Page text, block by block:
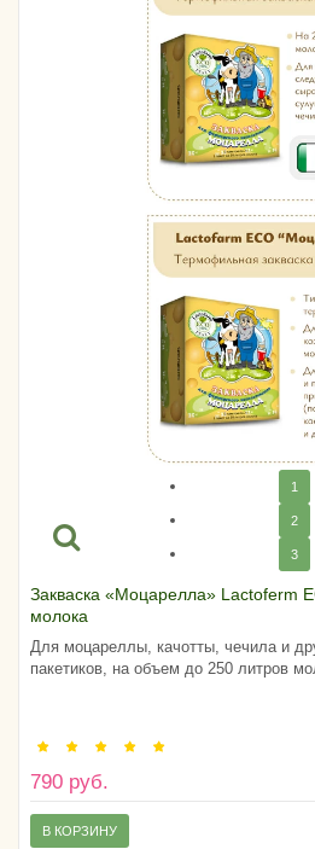
1
2
3
Закваска «Моцарелла» Lactoferm
молока
Для моцареллы, качотты, чечила и
пакетиков, на объем до 250 литров
790 руб.
В КОРЗИНУ